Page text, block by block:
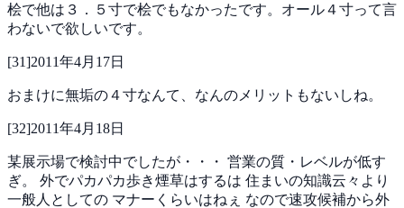
桧で他は３．５寸で桧でもなかったです。オール４寸って言
わないで欲しいです。
[31]2011年4月17日
おまけに無垢の４寸なんて、なんのメリットもないしね。
[32]2011年4月18日
某展示場で検討中でしたが・・・ 営業の質・レベルが低す
ぎ。 外でパカパカ歩き煙草はするは 住まいの知識云々より
一般人としての マナーくらいはねぇ なので速攻候補から外